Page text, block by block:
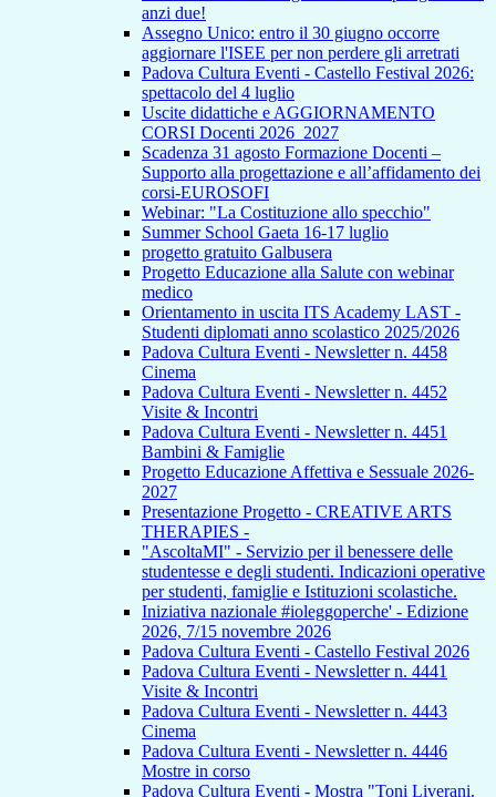
anzi due!
Assegno Unico: entro il 30 giugno occorre
aggiornare l'ISEE per non perdere gli arretrati
Padova Cultura Eventi - Castello Festival 2026:
spettacolo del 4 luglio
Uscite didattiche e AGGIORNAMENTO
CORSI Docenti 2026_2027
Scadenza 31 agosto Formazione Docenti –
Supporto alla progettazione e all’affidamento dei
corsi-EUROSOFI
Webinar: "La Costituzione allo specchio"
Summer School Gaeta 16-17 luglio
progetto gratuito Galbusera
Progetto Educazione alla Salute con webinar
medico
Orientamento in uscita ITS Academy LAST -
Studenti diplomati anno scolastico 2025/2026
Padova Cultura Eventi - Newsletter n. 4458
Cinema
Padova Cultura Eventi - Newsletter n. 4452
Visite & Incontri
Padova Cultura Eventi - Newsletter n. 4451
Bambini & Famiglie
Progetto Educazione Affettiva e Sessuale 2026-
2027
Presentazione Progetto - CREATIVE ARTS
THERAPIES -
"AscoltaMI" - Servizio per il benessere delle
studentesse e degli studenti. Indicazioni operative
per studenti, famiglie e Istituzioni scolastiche.
Iniziativa nazionale #ioleggoperche' - Edizione
2026, 7/15 novembre 2026
Padova Cultura Eventi - Castello Festival 2026
Padova Cultura Eventi - Newsletter n. 4441
Visite & Incontri
Padova Cultura Eventi - Newsletter n. 4443
Cinema
Padova Cultura Eventi - Newsletter n. 4446
Mostre in corso
Padova Cultura Eventi - Mostra "Toni Liverani.